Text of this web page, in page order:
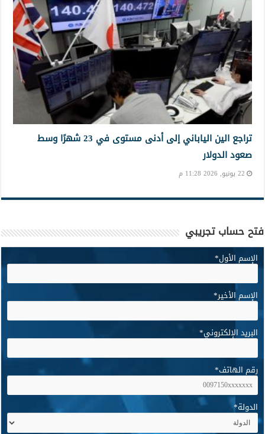
تراجع الين الياباني إلى أدنى مستوى في 23 شهرًا وسط
صعود الدولار
22 يونيو, 2026 11:28 م
فتح حساب تجريبي
الإسم الأول*
الإسم الأخير*
البريد الإلكتروني*
رقم الهاتف*
الدولة*